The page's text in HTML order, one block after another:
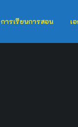
การเรียนการสอน เ